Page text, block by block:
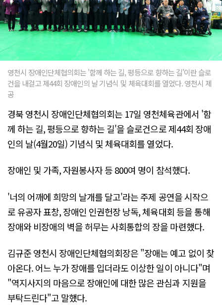
영천시 장애인단체협의회는 '함께 하는 길, 평등으로 향하는 길'이란 슬로
건을 내걸고 제44회 장애인의 날 기념식 및 체육대회를 열었다. 영천시 제
공
경북 영천시 장애인단체협의회는 17일 영천체육관에서 '함
께 하는 길, 평등으로 향하는 길'을 슬로건으로 제44회 장애
인의 날(4월20일) 기념식 및 체육대회를 열었다.
장애인 및 가족, 자원봉사자 등 800여 명이 참석했다.
'너의 어깨에 희망의 날개를 달고'라는 주제 공연을 시작으
로 유공자 표창, 장애인 인권헌장 낭독, 체육대회 등을 통해
장애와 비장애의 벽을 허무는 사회통합의 장을 마련했다.
김규준 영천시 장애인단체협의회장은 "장애는 예고 없이 찾
아온다. 어느 누가 장애를 입더라도 이상한 일이 아니다"며
"역지사지의 마음으로 장애인에 대한 많은 관심과 지원을
부탁드린다"고 말했다.